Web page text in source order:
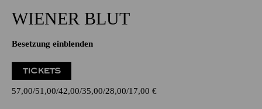
WIENER BLUT
Besetzung einblenden
TICKETS
57,00 51,00 42,00 35,00 28,00 17,00 €